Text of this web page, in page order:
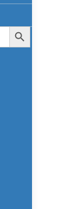
Search Button